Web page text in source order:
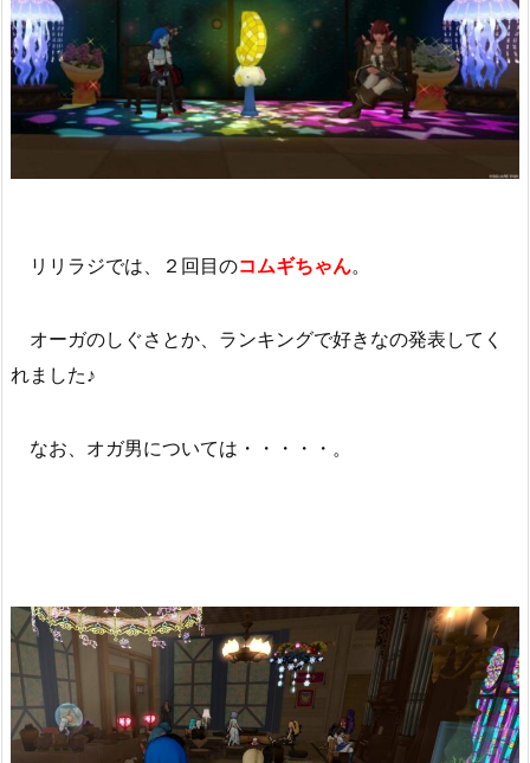
リリラジでは、２回目のコムギちゃん。
オーガのしぐさとか、ランキングで好きなの発表してく
れました♪
なお、オガ男については・・・・・。